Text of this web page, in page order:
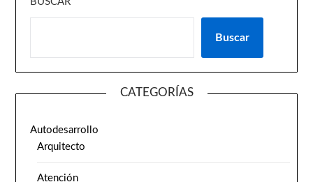
Buscar
CATEGORÍAS
Autodesarrollo
Arquitecto
Atención